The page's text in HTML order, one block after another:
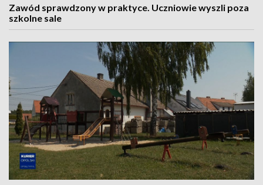
Zawód sprawdzony w praktyce. Uczniowie wyszli poza
szkolne sale